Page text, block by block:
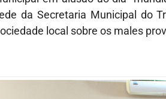
da Secretaria Municipal do
local sobre os males